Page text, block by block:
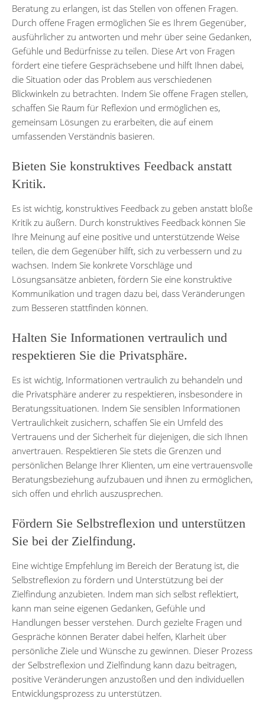
Beratung zu erlangen, ist das Stellen von offenen Fragen.
Durch offene Fragen ermöglichen Sie es Ihrem Gegenüber,
ausführlicher zu antworten und mehr über seine Gedanken,
Gefühle und Bedürfnisse zu teilen. Diese Art von Fragen
fördert eine tiefere Gesprächsebene und hilft Ihnen dabei,
die Situation oder das Problem aus verschiedenen
Blickwinkeln zu betrachten. Indem Sie offene Fragen stellen,
schaffen Sie Raum für Reflexion und ermöglichen es,
gemeinsam Lösungen zu erarbeiten, die auf einem
umfassenden Verständnis basieren.
Bieten Sie konstruktives Feedback anstatt
Kritik.
Es ist wichtig, konstruktives Feedback zu geben anstatt bloße
Kritik zu äußern. Durch konstruktives Feedback können Sie
Ihre Meinung auf eine positive und unterstützende Weise
teilen, die dem Gegenüber hilft, sich zu verbessern und zu
wachsen. Indem Sie konkrete Vorschläge und
Lösungsansätze anbieten, fördern Sie eine konstruktive
Kommunikation und tragen dazu bei, dass Veränderungen
zum Besseren stattfinden können.
Halten Sie Informationen vertraulich und
respektieren Sie die Privatsphäre.
Es ist wichtig, Informationen vertraulich zu behandeln und
die Privatsphäre anderer zu respektieren, insbesondere in
Beratungssituationen. Indem Sie sensiblen Informationen
Vertraulichkeit zusichern, schaffen Sie ein Umfeld des
Vertrauens und der Sicherheit für diejenigen, die sich Ihnen
anvertrauen. Respektieren Sie stets die Grenzen und
persönlichen Belange Ihrer Klienten, um eine vertrauensvolle
Beratungsbeziehung aufzubauen und ihnen zu ermöglichen,
sich offen und ehrlich auszusprechen.
Fördern Sie Selbstreflexion und unterstützen
Sie bei der Zielfindung.
Eine wichtige Empfehlung im Bereich der Beratung ist, die
Selbstreflexion zu fördern und Unterstützung bei der
Zielfindung anzubieten. Indem man sich selbst reflektiert,
kann man seine eigenen Gedanken, Gefühle und
Handlungen besser verstehen. Durch gezielte Fragen und
Gespräche können Berater dabei helfen, Klarheit über
persönliche Ziele und Wünsche zu gewinnen. Dieser Prozess
der Selbstreflexion und Zielfindung kann dazu beitragen,
positive Veränderungen anzustoßen und den individuellen
Entwicklungsprozess zu unterstützen.